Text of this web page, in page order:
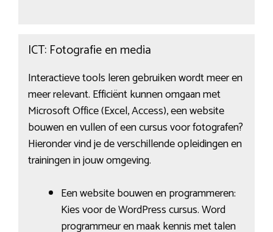
ICT: Fotografie en media
Interactieve tools leren gebruiken wordt meer en
meer relevant. Efficiënt kunnen omgaan met
Microsoft Office (Excel, Access), een website
bouwen en vullen of een cursus voor fotografen?
Hieronder vind je de verschillende opleidingen en
trainingen in jouw omgeving.
Een website bouwen en programmeren:
Kies voor de WordPress cursus. Word
programmeur en maak kennis met talen